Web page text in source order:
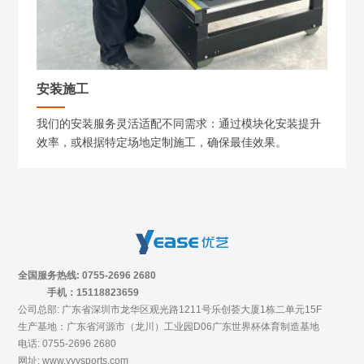
安装施工
我们的安装服务灵活适配不同需求：通过模块化安装提升
效率，或根据特定场地定制施工，确保最佳效果。
全国服务热线: 0755-2696 2680
手机：15118823659
公司总部: 广东省深圳市龙华区观光路1211号乐创荟大厦1栋二单元15F
生产基地：广东省河源市（龙川）工业园D06广东世界杯体育制造基地
电话: 0755-2696 2680
网址: www.yyysports.com